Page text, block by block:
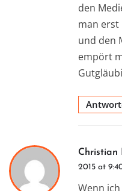
den
man erst
und den
empört
Christian
2015 at
Wenn